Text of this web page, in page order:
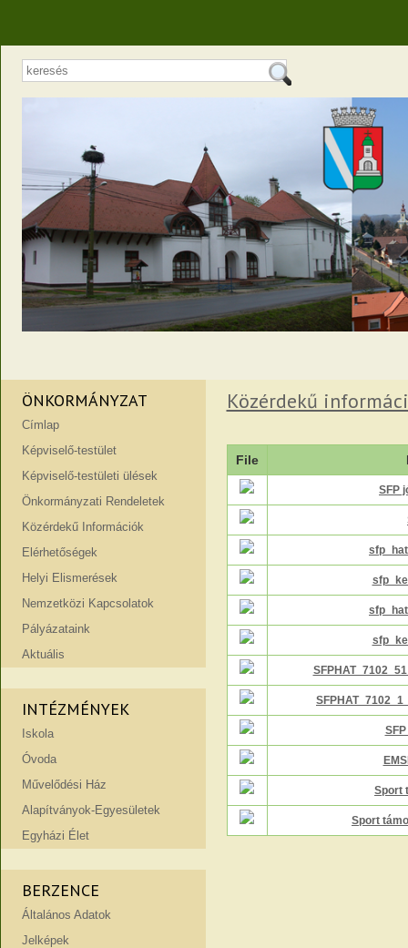
ÖNKORMÁNYZAT
Címlap
Képviselő-testület
Képviselő-testületi ülések
Önkormányzati Rendeletek
Közérdekű Információk
Elérhetőségek
Helyi Elismerések
Nemzetközi Kapcsolatok
Pályázataink
Aktuális
INTÉZMÉNYEK
Iskola
Óvoda
Művelődési Ház
Alapítványok-Egyesületek
Egyházi Élet
BERZENCE
Általános Adatok
Jelképek
Közérdekű
File
SFP
Sport
Sport